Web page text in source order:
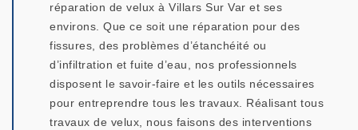
réparation de velux à Villars Sur Var et ses
environs. Que ce soit une réparation pour des
fissures, des problèmes d’étanchéité ou
d’infiltration et fuite d’eau, nos professionnels
disposent le savoir-faire et les outils nécessaires
pour entreprendre tous les travaux. Réalisant tous
travaux de velux, nous faisons des interventions